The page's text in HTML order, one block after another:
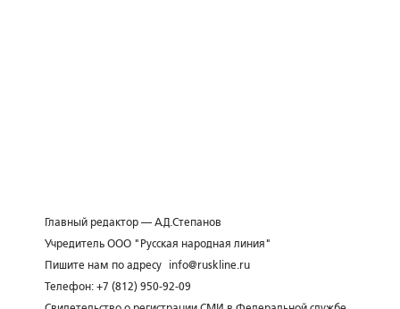
Главный редактор — А.Д.Степанов
Учредитель ООО "Русская народная линия"
Пишите нам по адресу
info@ruskline.ru
Телефон: +7 (812) 950-92-09